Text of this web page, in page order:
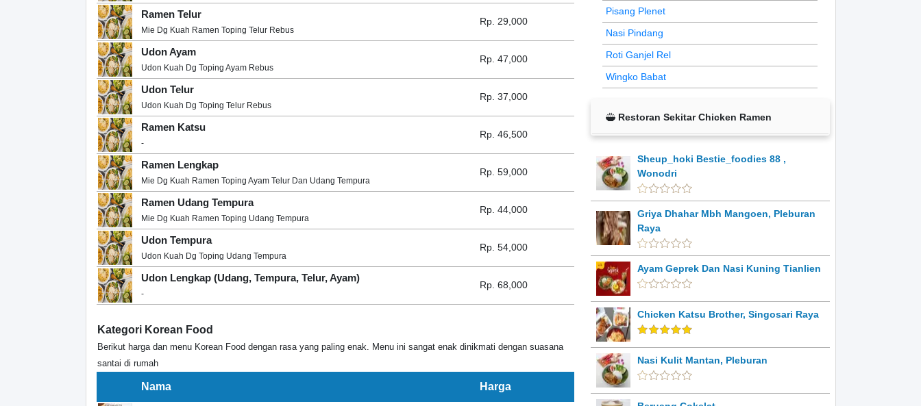
Ramen Telur
Mie Dg Kuah Ramen Toping Telur Rebus
Rp. 29,000
Udon Ayam
Udon Kuah Dg Toping Ayam Rebus
Rp. 47,000
Udon Telur
Udon Kuah Dg Toping Telur Rebus
Rp. 37,000
Ramen Katsu
-
Rp. 46,500
Ramen Lengkap
Mie Dg Kuah Ramen Toping Ayam Telur Dan Udang Tempura
Rp. 59,000
Ramen Udang Tempura
Mie Dg Kuah Ramen Toping Udang Tempura
Rp. 44,000
Udon Tempura
Udon Kuah Dg Toping Udang Tempura
Rp. 54,000
Udon Lengkap (Udang, Tempura, Telur, Ayam)
-
Rp. 68,000
Kategori Korean Food
Berikut harga dan menu Korean Food dengan rasa yang paling enak. Menu ini sangat enak dinikmati dengan suasana
santai di rumah
Nama Harga
Pisang Plenet
Nasi Pindang
Roti Ganjel Rel
Wingko Babat
Restoran Sekitar Chicken Ramen
Sheup_hoki Bestie_foodies 88 ,
Wonodri
Griya Dhahar Mbh Mangoen, Pleburan
Raya
Ayam Geprek Dan Nasi Kuning Tianlien
Chicken Katsu Brother, Singosari Raya
Nasi Kulit Mantan, Pleburan